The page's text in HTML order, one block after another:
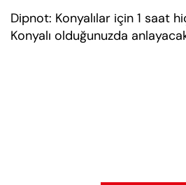
Dipnot: Konyalılar için 1 saat
Konyalı olduğunuzda